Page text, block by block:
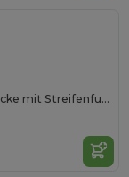
Larkwood Kinder Regenjacke mit Streifenfutter